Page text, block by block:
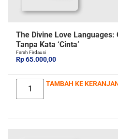
The Divine Love Languages:
Tanpa Kata ‘Cinta’
Farah Firdausi
Rp 65.000,00
TAMBAH KE